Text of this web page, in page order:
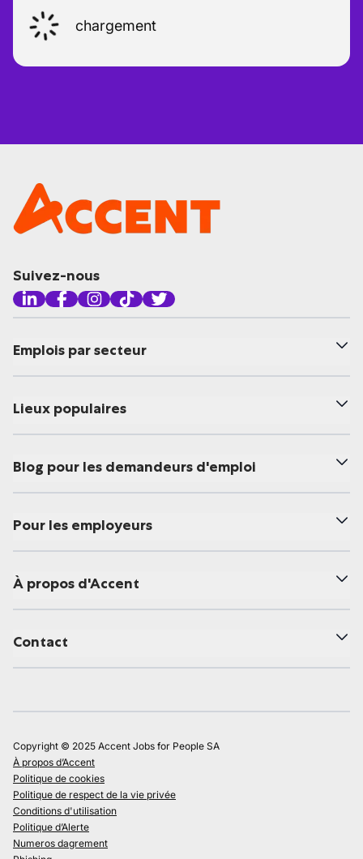
chargement
Suivez-nous
Emplois par secteur
Lieux populaires
Blog pour les demandeurs d'emploi
Pour les employeurs
À propos d'Accent
Contact
Copyright © 2025 Accent Jobs for People SA
À propos d’Accent
Politique de cookies
Politique de respect de la vie privée
Conditions d'utilisation
Politique d’Alerte
Numeros dagrement